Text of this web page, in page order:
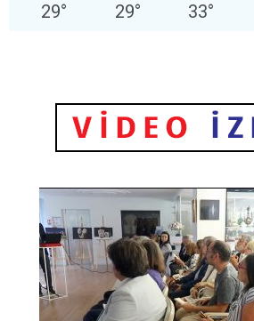
29° 29° 33°